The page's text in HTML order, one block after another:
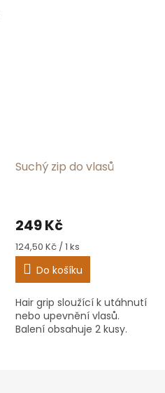
Suchý zip do vlasů
249 Kč
Měrná
cena:
124,50 Kč / 1 ks
Do košíku
Hair grip sloužící k utáhnutí
nebo upevnění vlasů.
Balení obsahuje 2 kusy.